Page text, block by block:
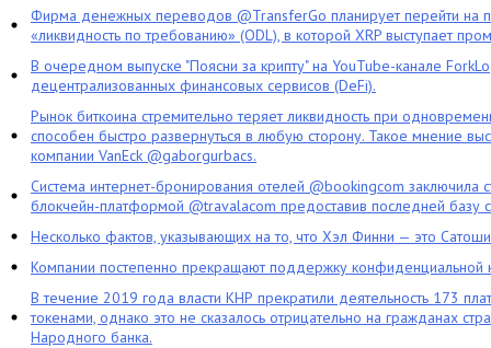
Фирма денежных переводов @TransferGo планирует перейти на
«ликвидность по требованию» (ODL), в которой XRP выступает
В очередном выпуске "Поясни за крипту" на YouTube-канале
децентрализованных финансовых сервисов (DeFi).
Рынок биткоина стремительно теряет ликвидность при
способен быстро развернуться в любую сторону. Такое мнение
компании VanEck @gaborgurbacs.
Система интернет-бронирования отелей @bookingcom заключила
блокчейн-платформой @travalacom предоставив последней базу
Несколько фактов, указывающих на то, что Хэл Финни — это
Компании постепенно прекращают поддержку конфиденциальной
В течение 2019 года власти КНР прекратили деятельность 173
токенами, однако это не сказалось отрицательно на гражданах
Народного банка.